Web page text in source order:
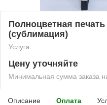
Полноцветная
(сублимация)
Услуга
Цену уточняйте
Минимальная сумма заказа
Описание Оплата